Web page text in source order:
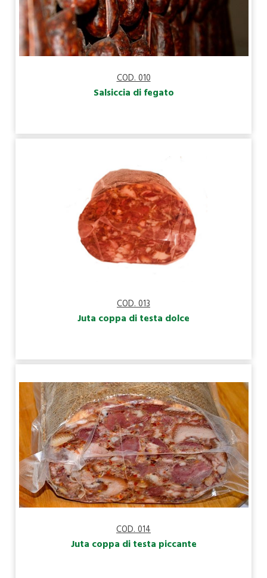
COD. 010
Salsiccia di fegato
COD. 013
Juta coppa di testa dolce
COD. 014
Juta coppa di testa piccante